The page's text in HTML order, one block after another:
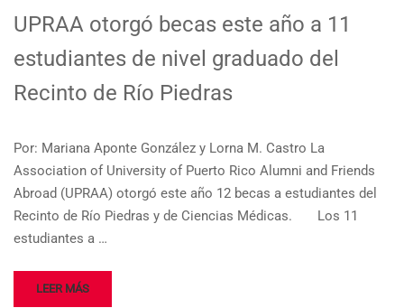
UPRAA otorgó becas este año a 11
estudiantes de nivel graduado del
Recinto de Río Piedras
Por: Mariana Aponte González y Lorna M. Castro La
Association of University of Puerto Rico Alumni and Friends
Abroad (UPRAA) otorgó este año 12 becas a estudiantes del
Recinto de Río Piedras y de Ciencias Médicas. Los 11
estudiantes a …
LEER MÁS